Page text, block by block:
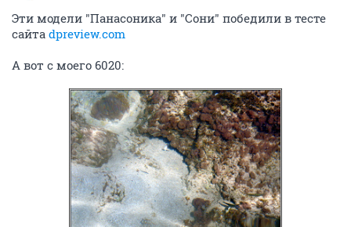
Эти модели "Панасоника" и "Сони" победили в тесте
сайта dpreview.com
А вот с моего 6020: